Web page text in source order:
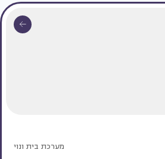
מערכת בית ונוי